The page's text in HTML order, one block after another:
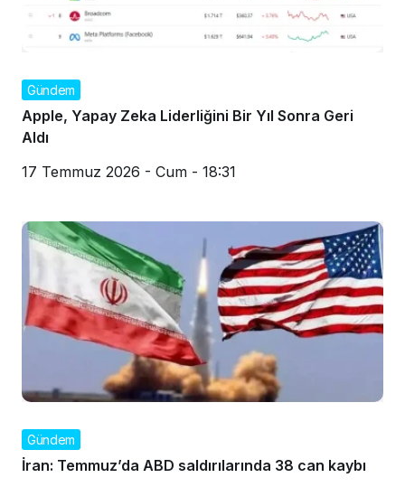
Gündem
Apple, Yapay Zeka Liderliğini Bir Yıl Sonra Geri
Aldı
17 Temmuz 2026 - Cum - 18:31
Gündem
İran: Temmuz’da ABD saldırılarında 38 can kaybı